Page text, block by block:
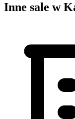
Inne sale w